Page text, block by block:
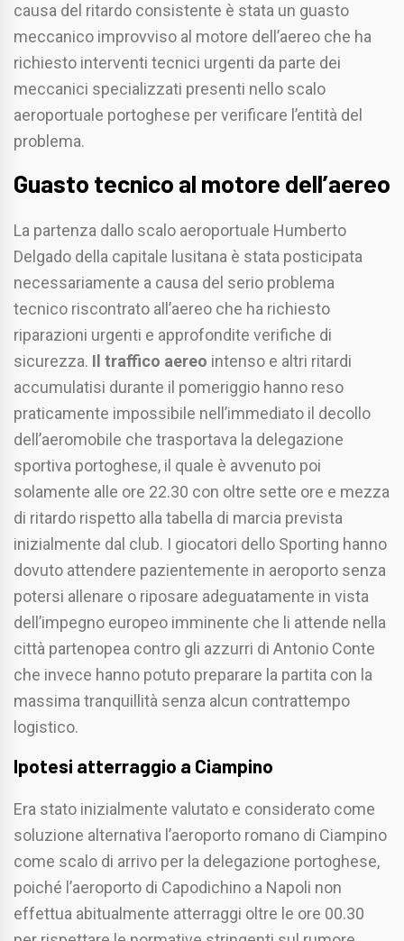
causa del ritardo consistente è stata un guasto
meccanico improvviso al motore dell’aereo che ha
richiesto interventi tecnici urgenti da parte dei
meccanici specializzati presenti nello scalo
aeroportuale portoghese per verificare l’entità del
problema.
Guasto tecnico al motore dell’aereo
La partenza dallo scalo aeroportuale Humberto
Delgado della capitale lusitana è stata posticipata
necessariamente a causa del serio problema
tecnico riscontrato all’aereo che ha richiesto
riparazioni urgenti e approfondite verifiche di
sicurezza. Il traffico aereo intenso e altri ritardi
accumulatisi durante il pomeriggio hanno reso
praticamente impossibile nell’immediato il decollo
dell’aeromobile che trasportava la delegazione
sportiva portoghese, il quale è avvenuto poi
solamente alle ore 22.30 con oltre sette ore e mezza
di ritardo rispetto alla tabella di marcia prevista
inizialmente dal club. I giocatori dello Sporting hanno
dovuto attendere pazientemente in aeroporto senza
potersi allenare o riposare adeguatamente in vista
dell’impegno europeo imminente che li attende nella
città partenopea contro gli azzurri di Antonio Conte
che invece hanno potuto preparare la partita con la
massima tranquillità senza alcun contrattempo
logistico.
Ipotesi atterraggio a Ciampino
Era stato inizialmente valutato e considerato come
soluzione alternativa l’aeroporto romano di Ciampino
come scalo di arrivo per la delegazione portoghese,
poiché l’aeroporto di Capodichino a Napoli non
effettua abitualmente atterraggi oltre le ore 00.30